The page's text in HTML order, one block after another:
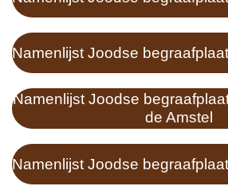
Namenlijst Joodse
Namenlijst Joodse
de Amstel
Namenlijst Joodse